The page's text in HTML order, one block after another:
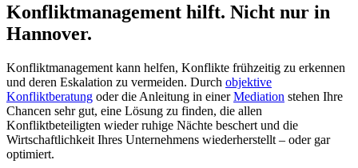
Konfliktmanagement hilft. Nicht nur in
Hannover.
Konfliktmanagement kann helfen, Konflikte frühzeitig zu erkennen
und deren Eskalation zu vermeiden. Durch objektive
Konfliktberatung oder die Anleitung in einerMediation stehen Ihre
Chancen sehr gut, eine Lösung zu finden, die allen
Konfliktbeteiligten wieder ruhige Nächte beschert und die
Wirtschaftlichkeit Ihres Unternehmens wiederherstellt – oder gar
optimiert.